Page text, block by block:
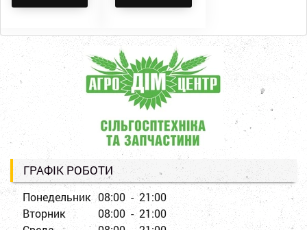
ГРАФІК РОБОТИ
Понедельник 08:00 - 21:00
Вторник
08:00 - 21:00